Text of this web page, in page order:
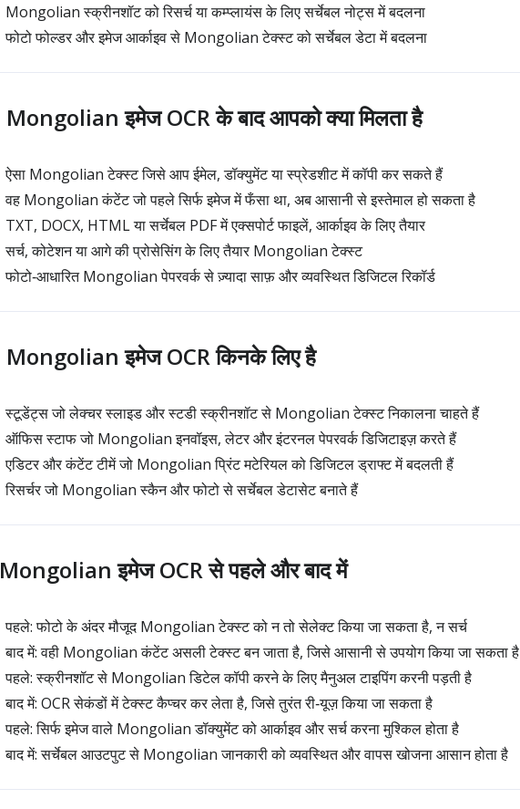
Mongolian स्क्रीनशॉट को रिसर्च या कम्प्लायंस के लिए सर्चेबल नोट्स में बदलना
फोटो फोल्डर और इमेज आर्काइव से Mongolian टेक्स्ट को सर्चेबल डेटा में बदलना
Mongolian इमेज OCR के बाद आपको क्या मिलता है
ऐसा Mongolian टेक्स्ट जिसे आप ईमेल, डॉक्युमेंट या स्प्रेडशीट में कॉपी कर सकते हैं
वह Mongolian कंटेंट जो पहले सिर्फ इमेज में फँसा था, अब आसानी से इस्तेमाल हो सकता है
TXT, DOCX, HTML या सर्चेबल PDF में एक्सपोर्ट फाइलें, आर्काइव के लिए तैयार
सर्च, कोटेशन या आगे की प्रोसेसिंग के लिए तैयार Mongolian टेक्स्ट
फोटो‑आधारित Mongolian पेपरवर्क से ज़्यादा साफ़ और व्यवस्थित डिजिटल रिकॉर्ड
Mongolian इमेज OCR किनके लिए है
स्टूडेंट्स जो लेक्चर स्लाइड और स्टडी स्क्रीनशॉट से Mongolian टेक्स्ट निकालना चाहते हैं
ऑफिस स्टाफ जो Mongolian इनवॉइस, लेटर और इंटरनल पेपरवर्क डिजिटाइज़ करते हैं
एडिटर और कंटेंट टीमें जो Mongolian प्रिंट मटेरियल को डिजिटल ड्राफ्ट में बदलती हैं
रिसर्चर जो Mongolian स्कैन और फोटो से सर्चेबल डेटासेट बनाते हैं
Mongolian इमेज OCR से पहले और बाद में
पहले: फोटो के अंदर मौजूद Mongolian टेक्स्ट को न तो सेलेक्ट किया जा सकता है, न सर्च
बाद में: वही Mongolian कंटेंट असली टेक्स्ट बन जाता है, जिसे आसानी से उपयोग किया जा सकता है
पहले: स्क्रीनशॉट से Mongolian डिटेल कॉपी करने के लिए मैनुअल टाइपिंग करनी पड़ती है
बाद में: OCR सेकंडों में टेक्स्ट कैप्चर कर लेता है, जिसे तुरंत री‑यूज़ किया जा सकता है
पहले: सिर्फ इमेज वाले Mongolian डॉक्युमेंट को आर्काइव और सर्च करना मुश्किल होता है
बाद में: सर्चेबल आउटपुट से Mongolian जानकारी को व्यवस्थित और वापस खोजना आसान होता है